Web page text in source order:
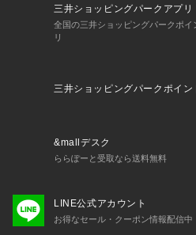
ブラック(001):4001 BLACK
※メーカー品番:CE-25034-PU
ださい。
ります。
またパソコン・スマートフォンな
三井ショッピングパークアプリ
全国の三井ショッピングパークポ
リ
三井ショッピングパークポイン
&mallデスク
ららぽーと受取なら送料無料
LINE公式アカウント
お得なセール・クーポン情報配信中